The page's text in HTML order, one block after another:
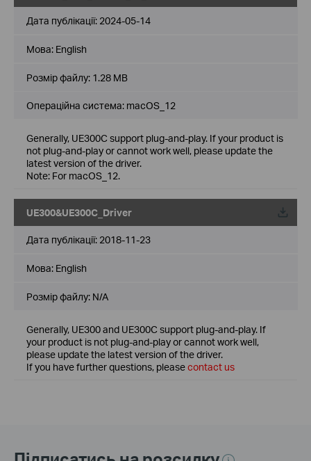
Дата публікації: 2024-05-14
Мова: English
Розмір файлу: 1.28 MB
Операційна система: macOS_12
Generally, UE300C support plug-and-play. If your product is
not plug-and-play or cannot work well, please update the
latest version of the driver.
Note: For macOS_12.
UE300&UE300C_Driver
Дата публікації: 2018-11-23
Мова: English
Розмір файлу: N/A
Generally, UE300 and UE300C support plug-and-play. If
your product is not plug-and-play or cannot work well,
please update the latest version of the driver.
If you have further questions, pleasecontact us